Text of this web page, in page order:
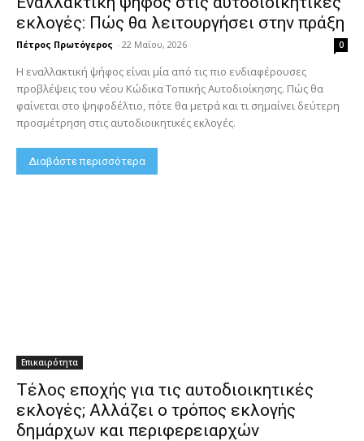
εκλογές: Πώς θα λειτουργήσει στην πράξη
Πέτρος Πρωτόγερος - 22 Μαΐου, 2026 0
Η εναλλακτική ψήφος είναι μία από τις πιο ενδιαφέρουσες
προβλέψεις του νέου Κώδικα Τοπικής Αυτοδιοίκησης. Πώς θα
φαίνεται στο ψηφοδέλτιο, πότε θα μετρά και τι σημαίνει δεύτερη
προσμέτρηση στις αυτοδιοικητικές εκλογές.
Διαβάστε περισσότερα
Επικαιρότητα
Τέλος εποχής για τις αυτοδιοικητικές
εκλογές; Αλλάζει ο τρόπος εκλογής
δημάρχων και περιφερειαρχών